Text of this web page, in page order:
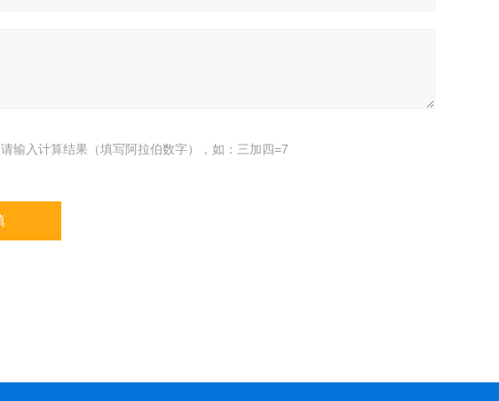
请输入计算结果（填写阿拉伯数字），如：三加四=7